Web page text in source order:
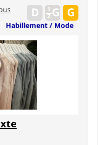
Habillement / Mode